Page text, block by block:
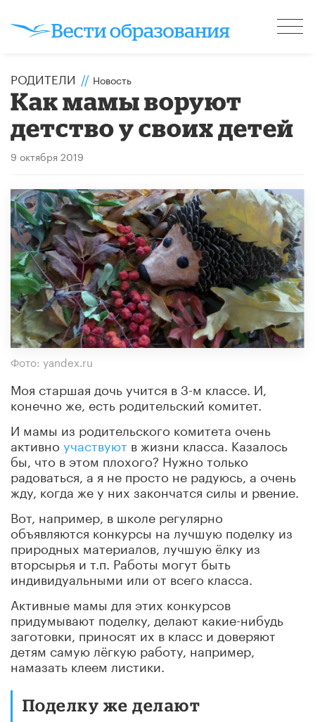
РОДИТЕЛИ // Новость
Как мамы воруют
детство у своих детей
9 октября 2019
Фото: yandex.ru
Моя старшая дочь учится в 3-м классе. И,
конечно же, есть родительский комитет.
И мамы из родительского комитета очень
активноучаствуют в жизни класса. Казалось
бы, что в этом плохого? Нужно только
радоваться, а я не просто не радуюсь, а очень
жду, когда же у них закончатся силы и рвение.
Вот, например, в школе регулярно
объявляются конкурсы на лучшую поделку из
природных материалов, лучшую ёлку из
вторсырья и т.п. Работы могут быть
индивидуальными или от всего класса.
Активные мамы для этих конкурсов
придумывают поделку, делают какие-нибудь
заготовки, приносят их в класс и доверяют
детям самую лёгкую работу, например,
намазать клеем листики.
Поделку же делают